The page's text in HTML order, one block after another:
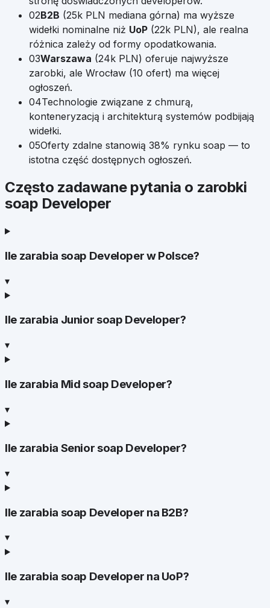
02B2B (25k PLN mediana górna) ma wyższe
widełki nominalne niż UoP (22k PLN), ale realna
różnica zależy od formy opodatkowania.
03Warszawa (24k PLN) oferuje najwyższe
zarobki, ale Wrocław (10 ofert) ma więcej
ogłoszeń.
04Technologie związane z chmurą,
konteneryzacją i architekturą systemów podbijają
widełki.
05Oferty zdalne stanowią 38% rynku soap — to
istotna część dostępnych ogłoszeń.
Często zadawane pytania o zarobki
soap Developer
Ile zarabia soap Developer w Polsce?
▾
Ile zarabia Junior soap Developer?
▾
Ile zarabia Mid soap Developer?
▾
Ile zarabia Senior soap Developer?
▾
Ile zarabia soap Developer na B2B?
▾
Ile zarabia soap Developer na UoP?
▾